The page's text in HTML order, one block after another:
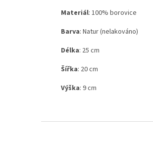
Materiál: 100% borovice
Barva: Natur (nelakováno)
Délka: 25 cm
Šířka: 20 cm
Výška: 9 cm